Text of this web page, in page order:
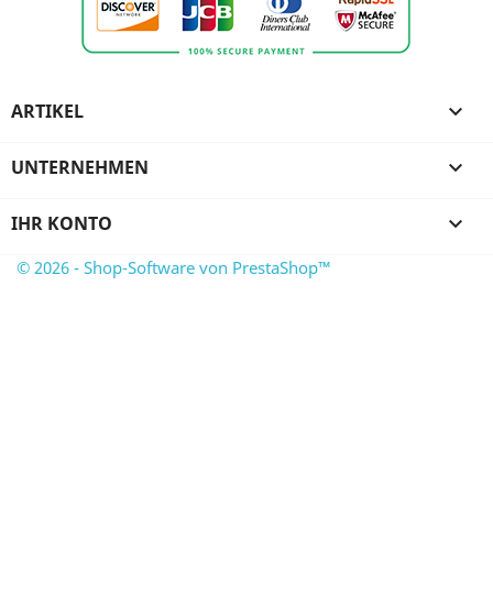
ARTIKEL 
UNTERNEHMEN 
IHR KONTO 
© 2026 - Shop-Software von PrestaShop™